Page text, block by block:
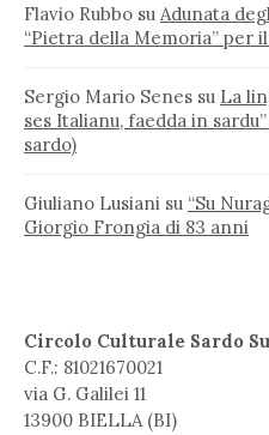
Flavio Rubbo su Adunata
“Pietra della Memoria” per
Sergio Mario Senes su La
ses Italianu, faedda in
sardo)
Giuliano Lusiani su “Su
Giorgio Frongia di 83 anni
Circolo Culturale Sardo
C.F.: 81021670021
via G. Galilei 11
13900 BIELLA (BI)